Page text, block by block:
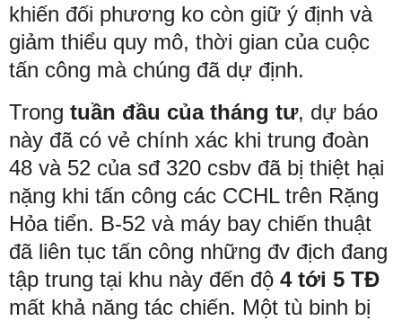
khiến đối phương ko còn giữ ý định và
giảm thiểu quy mô, thời gian của cuộc
tấn công mà chúng đã dự định.
Trong tuần đầu của tháng tư, dự báo
này đã có vẻ chính xác khi trung đoàn
48 và 52 của sđ 320 csbv đã bị thiệt hại
nặng khi tấn công các CCHL trên Rặng
Hỏa tiển. B-52 và máy bay chiến thuật
đã liên tục tấn công những đv địch đang
tập trung tại khu này đến độ 4 tới 5 TĐ
mất khả năng tác chiến. Một tù binh bị